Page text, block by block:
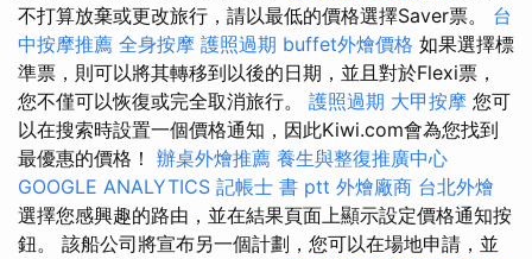
不打算放棄或更改旅行，請以最低的價格選擇Saver票。 台
中按摩推薦 全身按摩 護照過期 buffet外燴價格 如果選擇標
準票，則可以將其轉移到以後的日期，並且對於Flexi票，
您不僅可以恢復或完全取消旅行。 護照過期 大甲按摩 您可
以在搜索時設置一個價格通知，因此Kiwi.com會為您找到
最優惠的價格！ 辦桌外燴推薦 養生與整復推廣中心
GOOGLE ANALYTICS 記帳士 書 ptt 外燴廠商 台北外燴
選擇您感興趣的路由，並在結果頁面上顯示設定價格通知按
鈕。 該船公司將宣布另一個計劃，您可以在場地申請，並